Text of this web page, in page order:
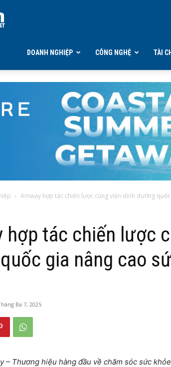
DOANH NGHIỆP CÔNG NGHỆ TÀI
Amway hợp tác chiến lược cùng viện dinh dưỡng
hợp tác chiến lược
gia nâng cao
Ba 7, 2025
– Thương hiệu hàng đầu về chăm sóc sức